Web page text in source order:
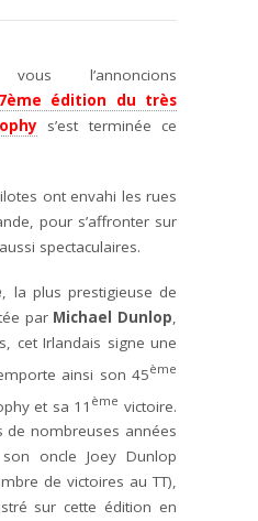
l’annoncions
édition du très
s’est terminée ce
ont envahi les rues
pour s’affronter sur
spectaculaires.
, la plus prestigieuse de
par Michael Dunlop,
cet Irlandais signe une
ainsi son 45ème
et sa 11 ème victoire.
de nombreuses années
oncle Joey Dunlop
de victoires au TT),
sur cette édition en